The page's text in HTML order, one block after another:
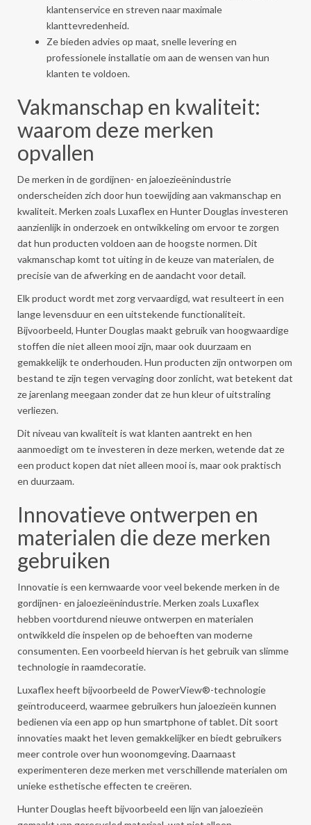
klantenservice en streven naar maximale
klanttevredenheid.
Ze bieden advies op maat, snelle levering en
professionele installatie om aan de wensen van hun
klanten te voldoen.
Vakmanschap en kwaliteit:
waarom deze merken
opvallen
De merken in de gordijnen- en jaloezieënindustrie
onderscheiden zich door hun toewijding aan vakmanschap en
kwaliteit. Merken zoals Luxaflex en Hunter Douglas investeren
aanzienlijk in onderzoek en ontwikkeling om ervoor te zorgen
dat hun producten voldoen aan de hoogste normen. Dit
vakmanschap komt tot uiting in de keuze van materialen, de
precisie van de afwerking en de aandacht voor detail.
Elk product wordt met zorg vervaardigd, wat resulteert in een
lange levensduur en een uitstekende functionaliteit.
Bijvoorbeeld, Hunter Douglas maakt gebruik van hoogwaardige
stoffen die niet alleen mooi zijn, maar ook duurzaam en
gemakkelijk te onderhouden. Hun producten zijn ontworpen om
bestand te zijn tegen vervaging door zonlicht, wat betekent dat
ze jarenlang meegaan zonder dat ze hun kleur of uitstraling
verliezen.
Dit niveau van kwaliteit is wat klanten aantrekt en hen
aanmoedigt om te investeren in deze merken, wetende dat ze
een product kopen dat niet alleen mooi is, maar ook praktisch
en duurzaam.
Innovatieve ontwerpen en
materialen die deze merken
gebruiken
Innovatie is een kernwaarde voor veel bekende merken in de
gordijnen- en jaloezieënindustrie. Merken zoals Luxaflex
hebben voortdurend nieuwe ontwerpen en materialen
ontwikkeld die inspelen op de behoeften van moderne
consumenten. Een voorbeeld hiervan is het gebruik van slimme
technologie in raamdecoratie.
Luxaflex heeft bijvoorbeeld de PowerView®-technologie
geïntroduceerd, waarmee gebruikers hun jaloezieën kunnen
bedienen via een app op hun smartphone of tablet. Dit soort
innovaties maakt het leven gemakkelijker en biedt gebruikers
meer controle over hun woonomgeving. Daarnaast
experimenteren deze merken met verschillende materialen om
unieke esthetische effecten te creëren.
Hunter Douglas heeft bijvoorbeeld een lijn van jaloezieën